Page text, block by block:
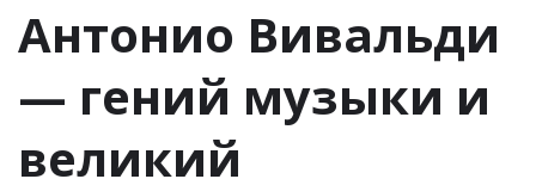
Антонио Вивальди
— гений музыки и
великий